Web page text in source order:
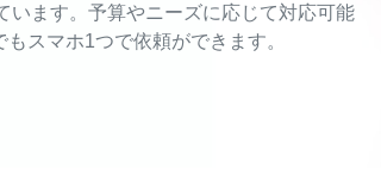
います。予算やニーズに応じて対応可能
スマホ1つで依頼ができます。